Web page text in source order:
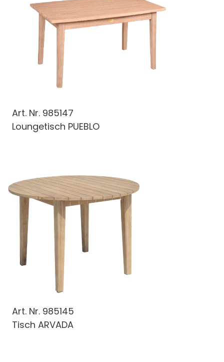
Art. Nr. 985147
Loungetisch PUEBLO
Art. Nr. 985145
Tisch ARVADA